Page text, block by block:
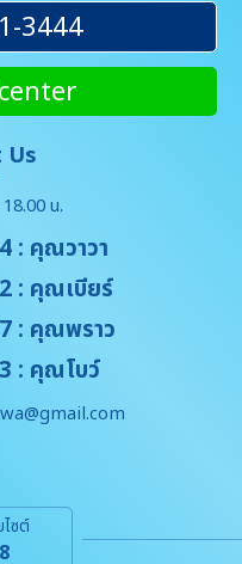
3444
น.
: คุณวาวา
: คุณเบียร์
: คุณพราว
: คุณโบว์
ซต์